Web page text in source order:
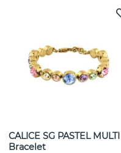
CALICE SG PASTEL MULTI
Bracelet